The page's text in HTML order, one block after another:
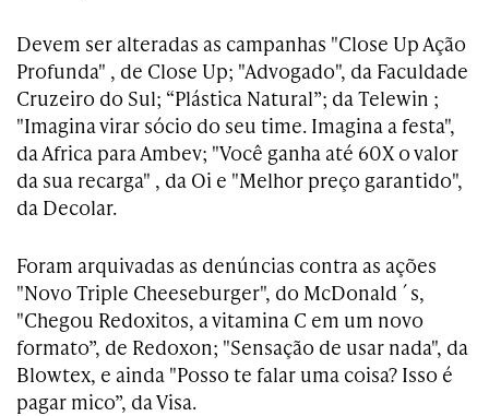
Devem ser alteradas as campanhas "Close Up Ação
Profunda" , de Close Up; "Advogado", da Faculdade
Cruzeiro do Sul; “Plástica Natural”; da Telewin ;
"Imagina virar sócio do seu time. Imagina a festa",
da Africa para Ambev; "Você ganha até 60X o valor
da sua recarga" , da Oi e "Melhor preço garantido",
da Decolar.
Foram arquivadas as denúncias contra as ações
"Novo Triple Cheeseburger", do McDonald´s,
"Chegou Redoxitos, a vitamina C em um novo
formato”, de Redoxon; "Sensação de usar nada", da
Blowtex, e ainda "Posso te falar uma coisa? Isso é
pagar mico”, da Visa.